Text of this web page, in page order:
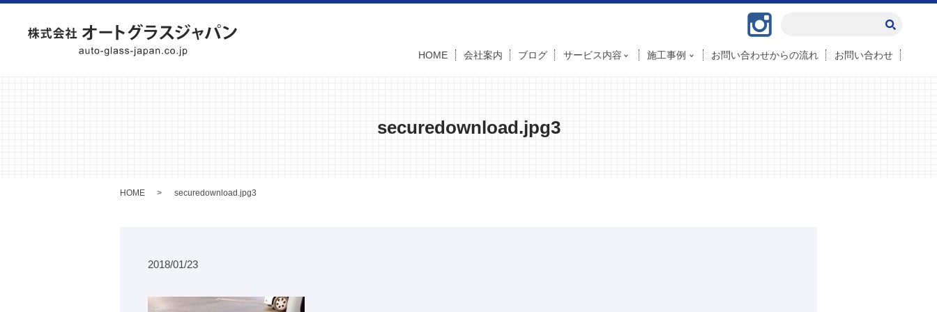
HOME 会社案内 ブログ サービス内容 施工事例 お問い合わせからの流れ お問い合わせ
securedownload.jpg3
HOME securedownload.jpg3
2018/01/23